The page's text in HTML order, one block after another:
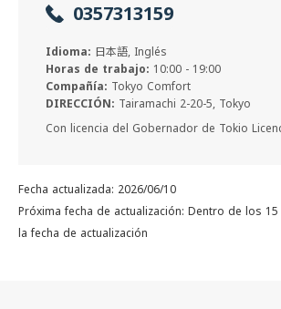
0357313159
Idioma: 日本語, Inglés
Horas de trabajo: 10:00 - 19:00
Compañía: Tokyo Comfort
DIRECCIÓN: Tairamachi 2-20-5, Tokyo
Con licencia del Gobernador de Tokio
Fecha actualizada: 2026/06/10
Próxima fecha de actualización: Dentro de los
la fecha de actualización